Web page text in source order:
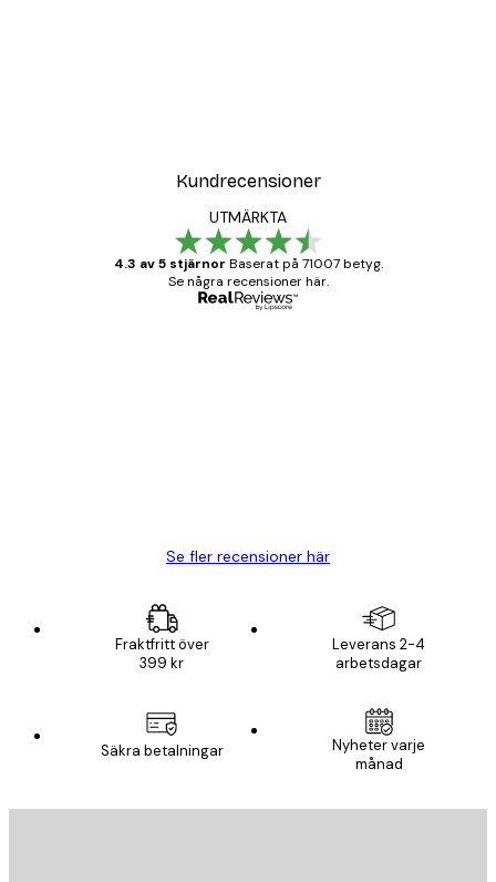
Kundrecensioner
UTMÄRKTA
4.3 av 5 stjärnor Baserat på 71007 betyg.
Se några recensioner här.
Se fler recensioner här
Fraktfritt över
399 kr
Leverans 2-4
arbetsdagar
Säkra betalningar
Nyheter varje
månad